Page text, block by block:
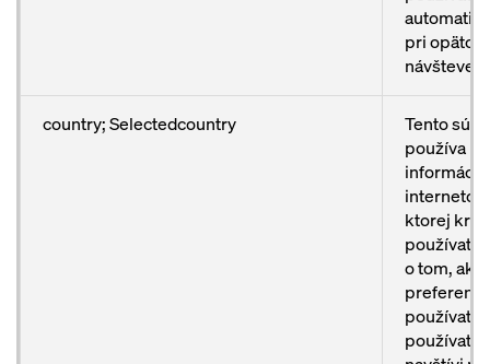
pri
návšteve;
country; Selectedcountry
Tento
používa
informácií
ktorej
o tom, aká